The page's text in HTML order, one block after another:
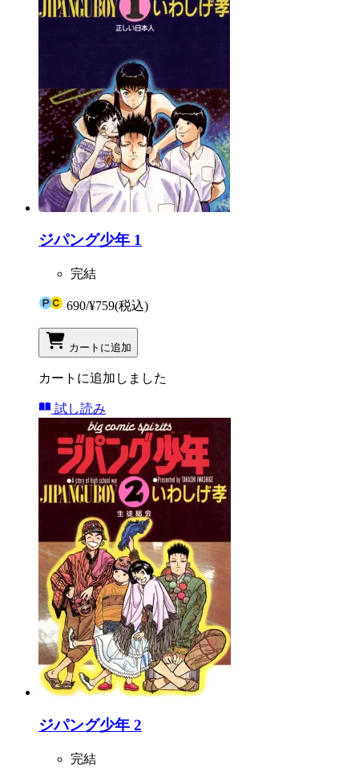
ジパング少年 1
完結
690/¥759(税込)
カートに追加
カートに追加しました
試し読み
ジパング少年 2
完結